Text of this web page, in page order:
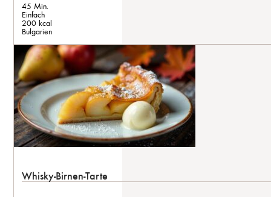
45 Min.
Einfach
200 kcal
Bulgarien
Whisky-Birnen-Tarte